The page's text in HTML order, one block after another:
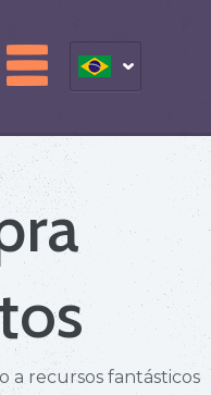
a recursos fantásticos